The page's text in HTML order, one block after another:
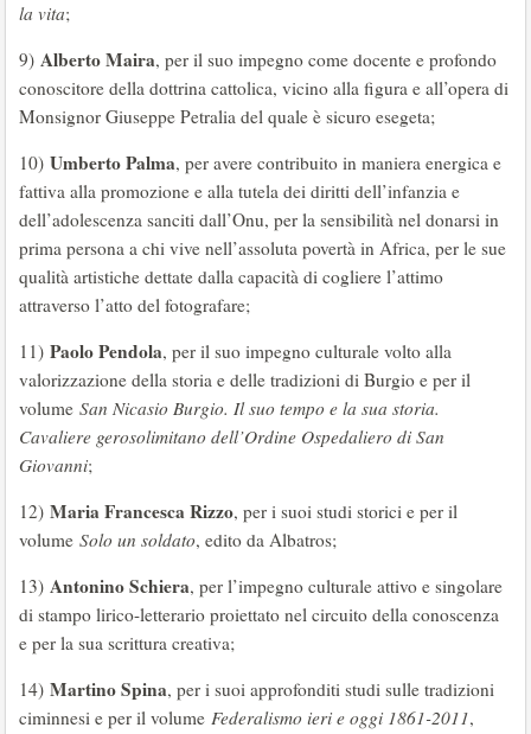
la vita;
9) Alberto Maira, per il suo impegno come docente e profondo
conoscitore della dottrina cattolica, vicino alla figura e all’opera di
Monsignor Giuseppe Petralia del quale è sicuro esegeta;
10) Umberto Palma, per avere contribuito in maniera energica e
fattiva alla promozione e alla tutela dei diritti dell’infanzia e
dell’adolescenza sanciti dall’Onu, per la sensibilità nel donarsi in
prima persona a chi vive nell’assoluta povertà in Africa, per le sue
qualità artistiche dettate dalla capacità di cogliere l’attimo
attraverso l’atto del fotografare;
11) Paolo Pendola, per il suo impegno culturale volto alla
valorizzazione della storia e delle tradizioni di Burgio e per il
volume San Nicasio Burgio. Il suo tempo e la sua storia.
Cavaliere gerosolimitano dell’Ordine Ospedaliero di San
Giovanni;
12) Maria Francesca Rizzo, per i suoi studi storici e per il
volume Solo un soldato, edito da Albatros;
13) Antonino Schiera, per l’impegno culturale attivo e singolare
di stampo lirico-letterario proiettato nel circuito della conoscenza
e per la sua scrittura creativa;
14) Martino Spina, per i suoi approfonditi studi sulle tradizioni
ciminnesi e per il volume Federalismo ieri e oggi 1861-2011,